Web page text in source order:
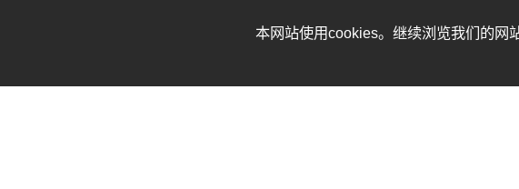
我的凭证本网站使用cookies。继续浏览我们的网